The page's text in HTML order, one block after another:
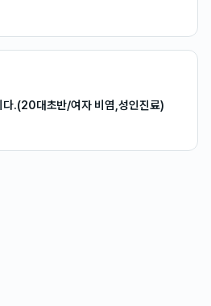
다.(20대초반/여자 비염,성인진료)